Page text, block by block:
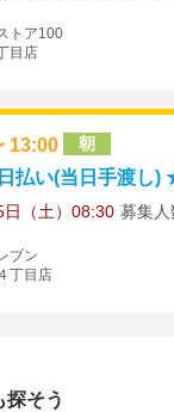
トア100
目店
13:00 朝
払い(当日手渡し)
日（土）08:30 募集人
ブン
丁目店
探そう